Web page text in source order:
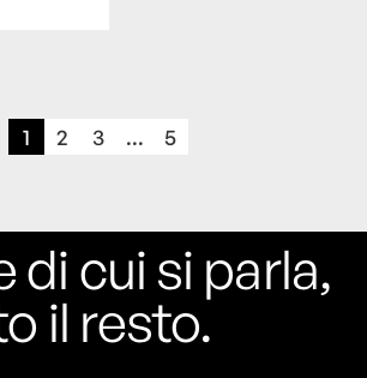
1 2 3 ... 5
di cui si parla,
il resto.